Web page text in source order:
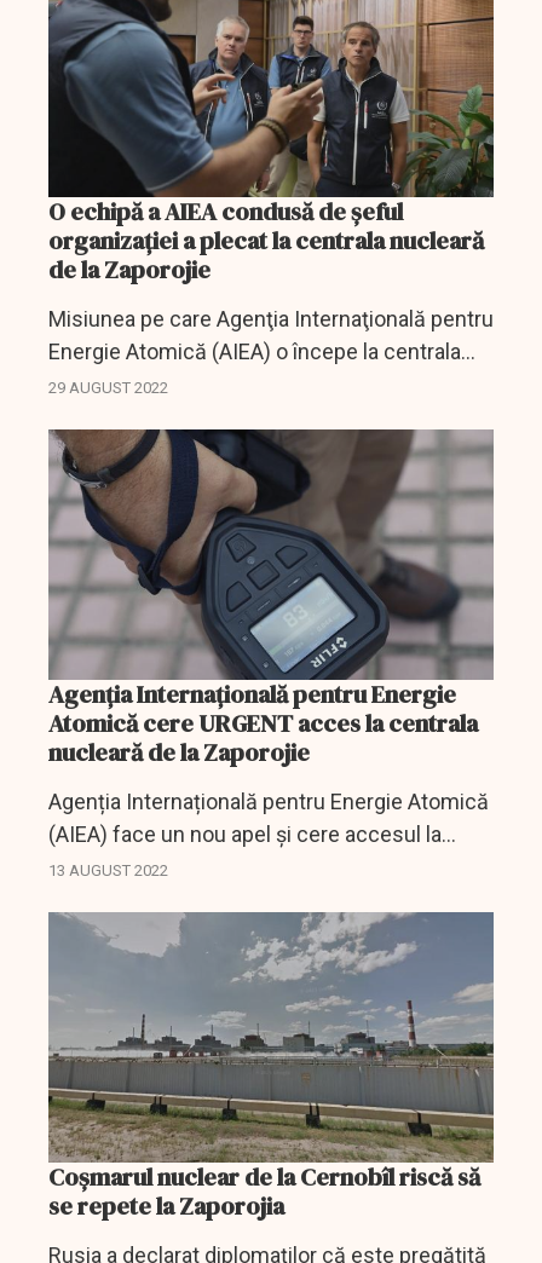
O echipă a AIEA condusă de șeful
organizației a plecat la centrala nucleară
de la Zaporojie
Misiunea pe care Agenţia Internaţională pentru
Energie Atomică (AIEA) o începe la centrala
nucleară ucraineană Zaporojie este ''cea mai
din...
29 AUGUST 2022
Agenția Internațională pentru Energie
Atomică cere URGENT acces la centrala
nucleară de la Zaporojie
Agenția Internațională pentru Energie Atomică
(AIEA) face un nou apel și cere accesul la
centrala nucelară de la Zaporijie.
13 AUGUST 2022
Coșmarul nuclear de la Cernobîl riscă să
se repete la Zaporojia
Rusia a declarat diplomaților că este pregătită